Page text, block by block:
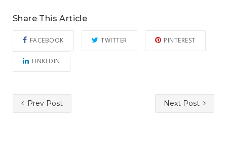
Share This Article
FACEBOOK TWITTER PINTEREST
LINKEDIN
Prev Post Next Post